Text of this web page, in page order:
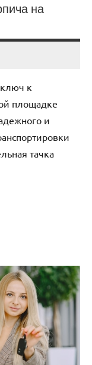
на
ключ к
площадке
и
тачка